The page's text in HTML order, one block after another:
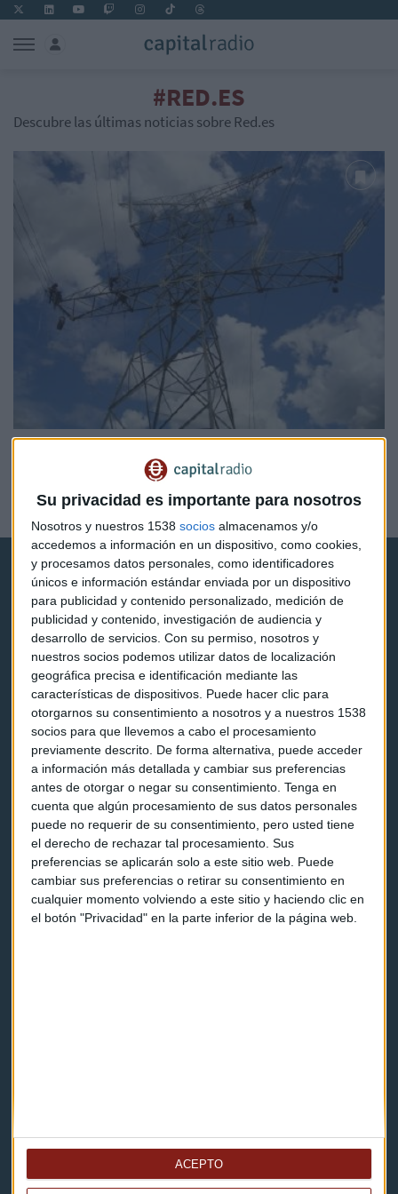
Su privacidad es importante para nosotros
Nosotros y nuestros 1538 socios almacenamos y/o
accedemos a información en un dispositivo, como cookies,
y procesamos datos personales, como identificadores
únicos e información estándar enviada por un dispositivo
para publicidad y contenido personalizado, medición de
publicidad y contenido, investigación de audiencia y
desarrollo de servicios. Con su permiso, nosotros y
nuestros socios podemos utilizar datos de localización
geográfica precisa e identificación mediante las
características de dispositivos. Puede hacer clic para
otorgarnos su consentimiento a nosotros y a nuestros 1538
socios para que llevemos a cabo el procesamiento
previamente descrito. De forma alternativa, puede acceder
a información más detallada y cambiar sus preferencias
antes de otorgar o negar su consentimiento. Tenga en
cuenta que algún procesamiento de sus datos personales
puede no requerir de su consentimiento, pero usted tiene
el derecho de rechazar tal procesamiento. Sus
preferencias se aplicarán solo a este sitio web. Puede
cambiar sus preferencias o retirar su consentimiento en
cualquier momento volviendo a este sitio y haciendo clic en
el botón "Privacidad" en la parte inferior de la página web.
ACEPTO
#RED.ES
Descubre las últimas noticias sobre Red.es
BOLSA
Elecnor construirá una planta fotovoltaica en Chile
por 110 millones de euros
Redacción Capital Radio
Capital Radio
Noticias
Eventos
Consultorios
Programas y podcasts
Contacto & Legal
Contacto